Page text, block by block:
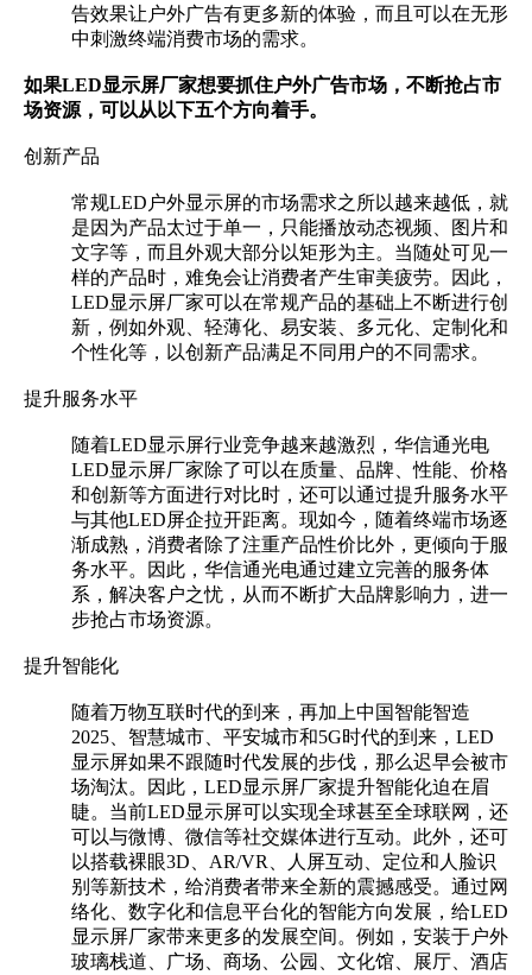
告效果让户外广告有更多新的体验，而且可以在无形
中刺激终端消费市场的需求。
如果LED显示屏厂家想要抓住户外广告市场，不断抢占市
场资源，可以从以下五个方向着手。
创新产品
常规LED户外显示屏的市场需求之所以越来越低，就
是因为产品太过于单一，只能播放动态视频、图片和
文字等，而且外观大部分以矩形为主。当随处可见一
样的产品时，难免会让消费者产生审美疲劳。因此，
LED显示屏厂家可以在常规产品的基础上不断进行创
新，例如外观、轻薄化、易安装、多元化、定制化和
个性化等，以创新产品满足不同用户的不同需求。
提升服务水平
随着LED显示屏行业竞争越来越激烈，华信通光电
LED显示屏厂家除了可以在质量、品牌、性能、价格
和创新等方面进行对比时，还可以通过提升服务水平
与其他LED屏企拉开距离。现如今，随着终端市场逐
渐成熟，消费者除了注重产品性价比外，更倾向于服
务水平。因此，华信通光电通过建立完善的服务体
系，解决客户之忧，从而不断扩大品牌影响力，进一
步抢占市场资源。
提升智能化
随着万物互联时代的到来，再加上中国智能智造
2025、智慧城市、平安城市和5G时代的到来，LED
显示屏如果不跟随时代发展的步伐，那么迟早会被市
场淘汰。因此，LED显示屏厂家提升智能化迫在眉
睫。当前LED显示屏可以实现全球甚至全球联网，还
可以与微博、微信等社交媒体进行互动。此外，还可
以搭载裸眼3D、AR/VR、人屏互动、定位和人脸识
别等新技术，给消费者带来全新的震撼感受。通过网
络化、数字化和信息平台化的智能方向发展，给LED
显示屏厂家带来更多的发展空间。例如，安装于户外
玻璃栈道、广场、商场、公园、文化馆、展厅、酒店